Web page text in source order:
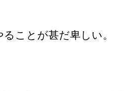
ことが甚だ卑しい。